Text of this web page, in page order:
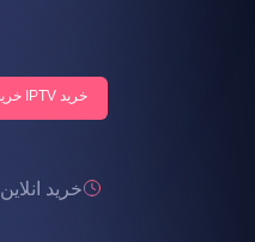
خرید IPTV خرید اشتراک ایپی تیوی
خرید انلاین IPTV تحویل انی